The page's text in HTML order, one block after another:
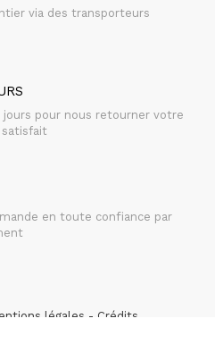
via des transporteurs
jours pour nous retourner votre
satisfait
en toute confiance par
légales
Crédits